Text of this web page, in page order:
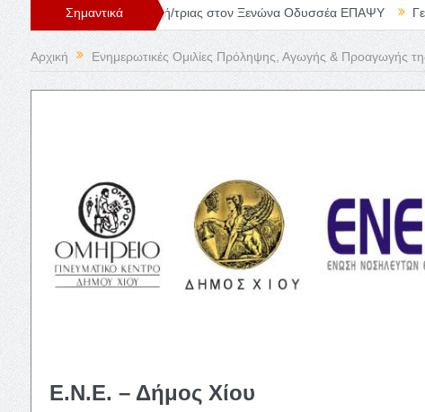
Σημαντικά
Θέση Νοσηλευτή/τριας στον Ξενώνα Οδυσσέα ΕΠΑΨΥ Γενική
Αρχική Ενημερωτικές Ομιλίες Πρόληψης, Αγωγής & Προαγωγής
Ε.Ν.Ε. – Δήμος Χίου